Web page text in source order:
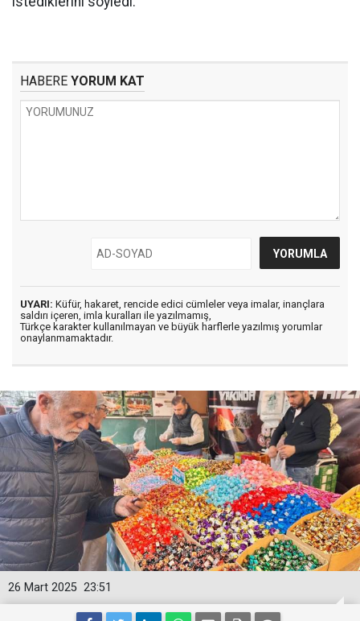
HABERE YORUM KAT
UYARI: Küfür, hakaret, rencide edici cümleler veya imalar, inançlara
saldırı içeren, imla kuralları ile yazılmamış,
Türkçe karakter kullanılmayan ve büyük harflerle yazılmış yorumlar
onaylanmamaktadır.
23:51
26 Mart 2025